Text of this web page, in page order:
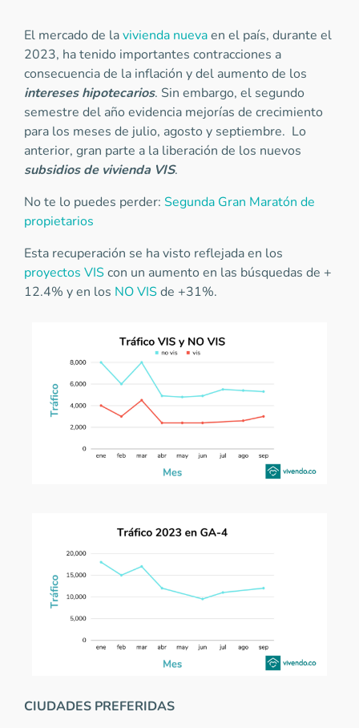
El mercado de lavivienda nuevaen el país, durante el
2023, ha tenido importantes contracciones a
consecuencia de la inflación y del aumento de los
intereses hipotecarios. Sin embargo, el segundo
semestre del año evidencia mejorías de crecimiento
para los meses de julio, agosto y septiembre. Lo
anterior, gran parte a la liberación de los nuevos
subsidios de vivienda VIS.
No te lo puedes perder: Segunda Gran Maratón de
propietarios
Esta recuperación se ha visto reflejada en los
proyectos VIScon un aumento en las búsquedas de +
12.4% y en los NO VISde +31%.
CIUDADES PREFERIDAS